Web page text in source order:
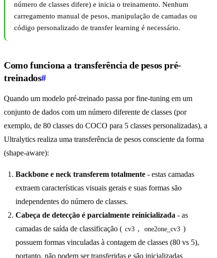
número de classes difere) e inicia o treinamento. Nenhum
carregamento manual de pesos, manipulação de camadas ou
código personalizado de transfer learning é necessário.
Como funciona a transferência de pesos pré-
treinados#
Quando um modelo pré-treinado passa por fine-tuning em um
conjunto de dados com um número diferente de classes (por
exemplo, de 80 classes do COCO para 5 classes personalizadas), a
Ultralytics realiza uma transferência de pesos consciente da forma
(shape-aware):
Backbone e neck transferem totalmente - estas camadas
extraem características visuais gerais e suas formas são
independentes do número de classes.
Cabeça de detecção é parcialmente reinicializada - as
camadas de saída de classificação ( cv3 , one2one_cv3 )
possuem formas vinculadas à contagem de classes (80 vs 5),
portanto, não podem ser transferidas e são inicializadas